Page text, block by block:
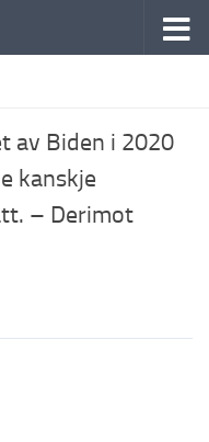
av Biden i 2020
kanskje
– Derimot